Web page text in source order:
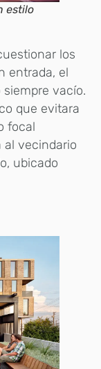
estilo
los
entrada, el
vacío.
que evitara
focal
al vecindario
ubicado